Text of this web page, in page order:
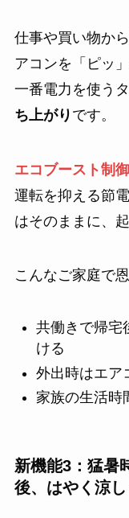
仕事や買い物か
アコンを「ピッ
一番電力を使う
ち上がり です。
エコブースト制御
運転を抑える節
はそのままに、
こんなご家庭で
共働きで帰宅
ける
外出時はエア
家族の生活時
新機能3：猛暑
後、はやく涼し